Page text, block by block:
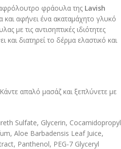
φράουλα της Lavish
και αφήνει ένα ακαταμάχητο γλυκό
με τις αντισηπτικές ιδιότητες
και διατηρεί το δέρμα ελαστικό και
απαλό μασάζ και ξεπλύνετε με
Sulfate, Glycerin, Cocamidopropyl
Aloe Barbadensis Leaf Juice,
Panthenol, PEG-7 Glyceryl